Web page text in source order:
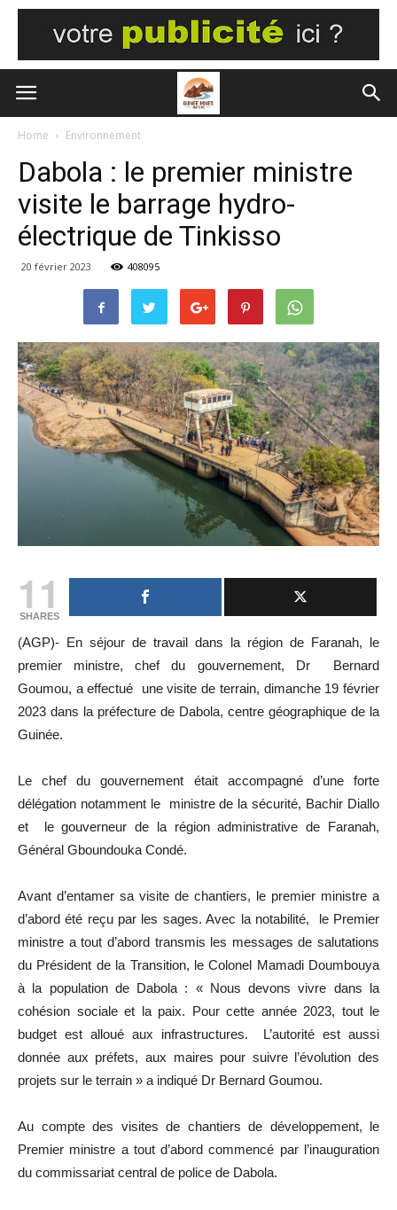
Home Environnement
Dabola : le premier ministre
visite le barrage hydro-
électrique de Tinkisso
20 février 2023 408095
11
SHARES
(AGP)- En séjour de travail dans la région de Faranah, le
premier ministre, chef du gouvernement, Dr Bernard
Goumou, a effectué une visite de terrain, dimanche 19 février
2023 dans la préfecture de Dabola, centre géographique de la
Guinée.
Le chef du gouvernement était accompagné d’une forte
délégation notamment le ministre de la sécurité, Bachir Diallo
et le gouverneur de la région administrative de Faranah,
Général Gboundouka Condé.
Avant d’entamer sa visite de chantiers, le premier ministre a
d’abord été reçu par les sages. Avec la notabilité, le Premier
ministre a tout d’abord transmis les messages de salutations
du Président de la Transition, le Colonel Mamadi Doumbouya
à la population de Dabola : « Nous devons vivre dans la
cohésion sociale et la paix. Pour cette année 2023, tout le
budget est alloué aux infrastructures. L’autorité est aussi
donnée aux préfets, aux maires pour suivre l’évolution des
projets sur le terrain » a indiqué Dr Bernard Goumou.
Au compte des visites de chantiers de développement, le
Premier ministre a tout d’abord commencé par l’inauguration
du commissariat central de police de Dabola.